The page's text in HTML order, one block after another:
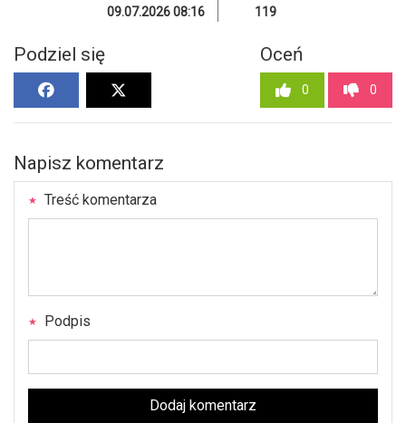
09.07.2026 08:16 119
Podziel się Oceń
0 0
Napisz komentarz
Treść komentarza
Podpis
Dodaj komentarz